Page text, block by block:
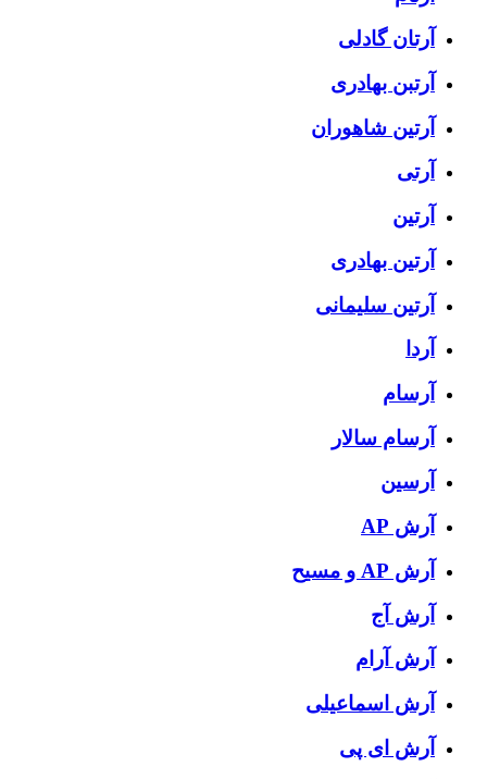
آرتان گادلی
آرتبن بهادری
آرتين شاهوران
آرتی
آرتین
آرتین بهادری
آرتین سلیمانی
آردا
آرسام
آرسام سالار
آرسین
آرش AP
آرش AP و مسیح
آرش آج
آرش آرام
آرش اسماعیلی
آرش ای پی